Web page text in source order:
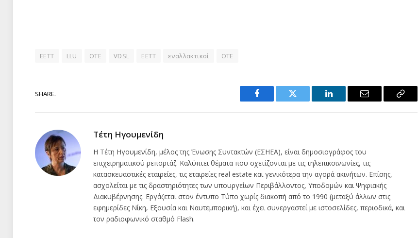
EETT LLU OTE VDSL ΕΕΤΤ εναλλακτικοί ΟΤΕ
SHARE.
Facebook Twitter LinkedIn Email
Copy
Τέτη Ηγουμενίδη
Η Τέτη Ηγουμενίδη, μέλος της Ένωσης Συντακτών (ΕΣΗΕΑ), είναι δημοσιογράφος του
επιχειρηματικού ρεπορτάζ. Καλύπτει θέματα που σχετίζονται με τις τηλεπικοινωνίες, τις
κατασκευαστικές εταιρείες, τις εταιρείες real estate και γενικότερα την αγορά ακινήτων. Επίσης,
ασχολείται με τις δραστηριότητες των υπουργείων Περιβάλλοντος, Υποδομών και Ψηφιακής
Διακυβέρνησης. Εργάζεται στον έντυπο Τύπο χωρίς διακοπή από το 1990 (μεταξύ άλλων στις
εφημερίδες Νίκη, Εξουσία και Ναυτεμπορική), και έχει συνεργαστεί με ιστοσελίδες, περιοδικά, και
τον ραδιοφωνικό σταθμό Flash.